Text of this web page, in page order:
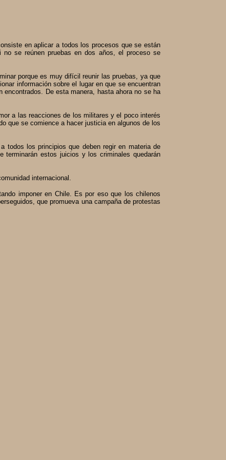
en aplicar a todos los procesos que se están
no se reúnen pruebas en dos años, el proceso se
porque es muy difícil reunir las pruebas, ya que
información sobre el lugar en que se encuentran
De esta manera, hasta ahora no se ha
a las reacciones de los militares y el poco interés
que se comience a hacer justicia en algunos de los
todos los principios que deben regir en materia de
estos juicios y los criminales quedarán
internacional.
imponer en Chile. Es por eso que los chilenos
que promueva una campaña de protestas